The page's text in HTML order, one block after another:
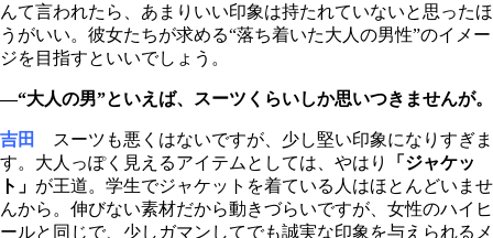
んて言われたら、あまりいい印象は持たれていないと思ったほ
うがいい。彼女たちが求める“落ち着いた大人の男性”のイメー
ジを目指すといいでしょう。
―“大人の男”といえば、スーツくらいしか思いつきませんが。
吉田
スーツも悪くはないですが、少し堅い印象になりすぎま
す。大人っぽく見えるアイテムとしては、やはり
「ジャケッ
ト」 が王道。学生でジャケットを着ている人はほとんどいませ
んから。伸びない素材だから動きづらいですが、女性のハイヒ
ールと同じで、少しガマンしてでも誠実な印象を与えられるメ